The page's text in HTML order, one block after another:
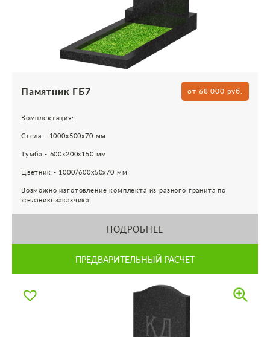
Памятник ГБ7 от 68 000 руб.
Комплектация:
Стела - 1000х500х70 мм
Тумба - 600х200х150 мм
Цветник - 1000/600х50х70 мм
Возможно изготовление комплекта из разного гранита по
желанию заказчика
ПОДРОБНЕЕ
ПРЕДВАРИТЕЛЬНЫЙ РАСЧЕТ